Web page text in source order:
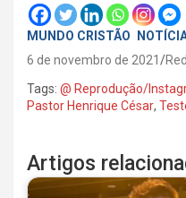
MUNDO CRISTÃO
6 de novembro de 2021
Tags: @ Reprodução/
Pastor Henrique César,
Artigos